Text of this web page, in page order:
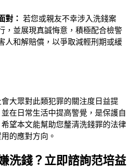
對： 若您或親友不幸涉入洗錢案
，並展現真誠悔意，積極配合檢警
人和解賠償，以爭取減輕刑期或緩
大眾對此類犯罪的關注度日益提
在日常生活中提高警覺，是保護自
望本文能幫助您釐清洗錢罪的法律
的應對方向。
洗錢？立即諮詢范培益